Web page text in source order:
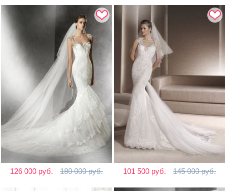
126 000 руб. 180 000 руб. 101 500 руб. 145 000 руб.